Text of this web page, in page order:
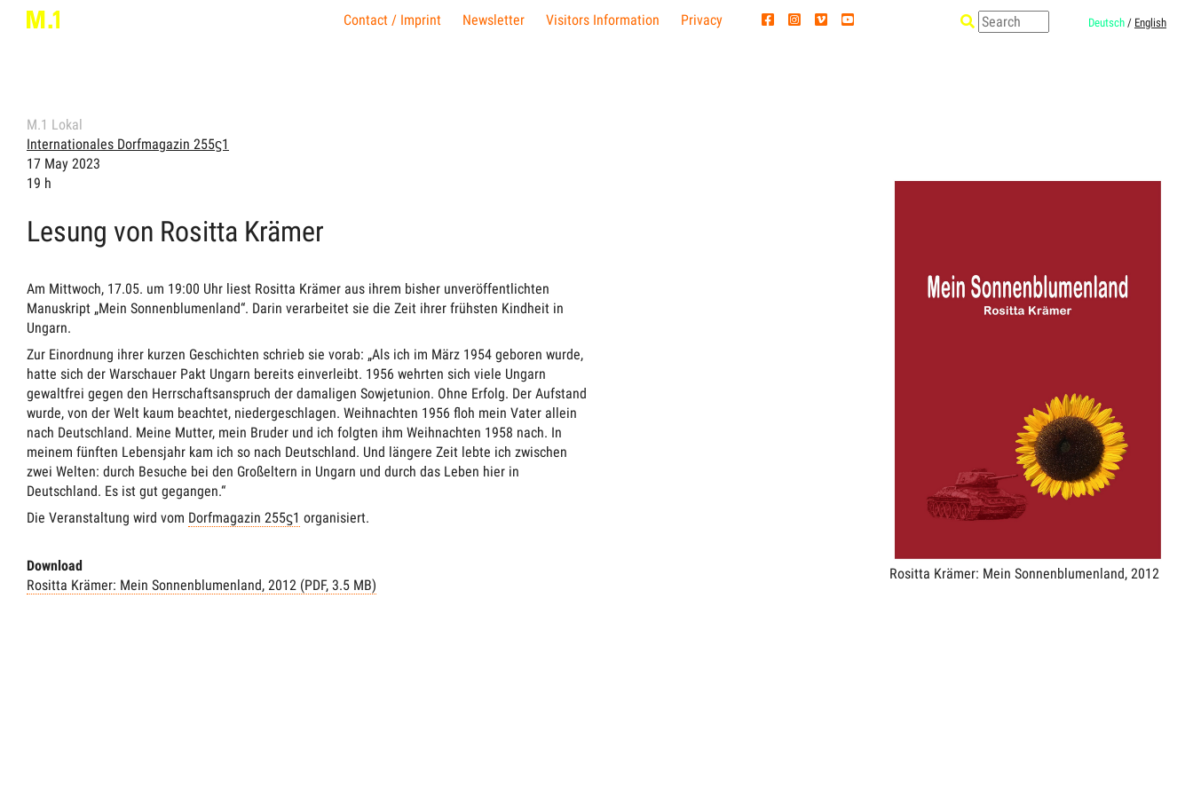
Contact / Imprint Newsletter Visitors Information Privacy Deutsch / English
M.1 Lokal
Internationales Dorfmagazin 255ϛ1
17 May 2023
19 h
Lesung von Rositta Krämer
Am Mittwoch, 17.05. um 19:00 Uhr liest Rositta Krämer aus ihrem bisher unveröffentlichten
Manuskript „Mein Sonnenblumenland“. Darin verarbeitet sie die Zeit ihrer frühsten Kindheit in
Ungarn.
Zur Einordnung ihrer kurzen Geschichten schrieb sie vorab: „Als ich im März 1954 geboren wurde,
hatte sich der Warschauer Pakt Ungarn bereits einverleibt. 1956 wehrten sich viele Ungarn
gewaltfrei gegen den Herrschaftsanspruch der damaligen Sowjetunion. Ohne Erfolg. Der Aufstand
wurde, von der Welt kaum beachtet, niedergeschlagen. Weihnachten 1956 floh mein Vater allein
nach Deutschland. Meine Mutter, mein Bruder und ich folgten ihm Weihnachten 1958 nach. In
meinem fünften Lebensjahr kam ich so nach Deutschland. Und längere Zeit lebte ich zwischen
zwei Welten: durch Besuche bei den Großeltern in Ungarn und durch das Leben hier in
Deutschland. Es ist gut gegangen.“
Die Veranstaltung wird vom Dorfmagazin 255ϛ1 organisiert.
Download
Rositta Krämer: Mein Sonnenblumenland, 2012 (PDF, 3.5 MB)
Rositta Krämer: Mein Sonnenblumenland, 2012